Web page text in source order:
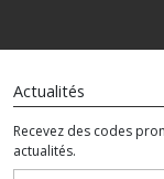
Actualités
Recevez des codes
actualités.